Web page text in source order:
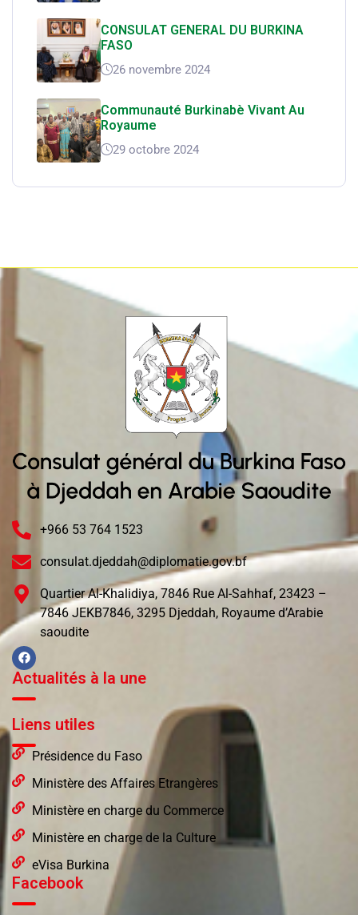
CONSULAT GENERAL DU BURKINA
FASO
26 novembre 2024
Communauté Burkinabè Vivant Au
Royaume
29 octobre 2024
+966 53 764 1523
consulat.djeddah@diplomatie.gov.bf
Quartier Al-Khalidiya, 7846 Rue Al-Sahhaf, 23423 –
7846 JEKB7846, 3295 Djeddah, Royaume d’Arabie
saoudite
Actualités à la une
Liens utiles
Présidence du Faso
Ministère des Affaires Etrangères
Ministère en charge du Commerce
Ministère en charge de la Culture
eVisa Burkina
Facebook